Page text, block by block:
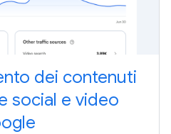
dei contenuti
social e video